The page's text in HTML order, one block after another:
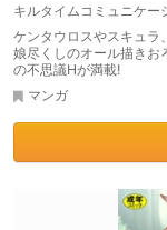
キルタイムコミュニケー
ケンタウロスやスキュラ
娘尽くしのオール描きお
の不思議Hが満載!
マンガ